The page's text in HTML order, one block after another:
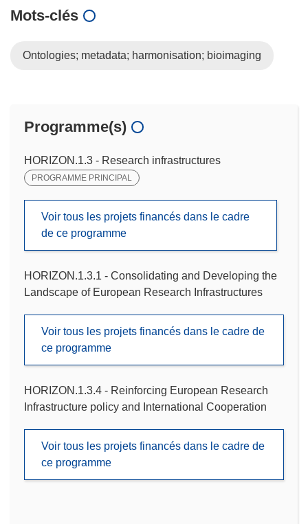
Mots‑clés
Ontologies; metadata; harmonisation; bioimaging
Programme(s)
HORIZON.1.3 - Research infrastructures
PROGRAMME PRINCIPAL
Voir tous les projets financés dans le cadre
de ce programme
HORIZON.1.3.1 - Consolidating and Developing the
Landscape of European Research Infrastructures
Voir tous les projets financés dans le cadre de
ce programme
HORIZON.1.3.4 - Reinforcing European Research
Infrastructure policy and International Cooperation
Voir tous les projets financés dans le cadre de
ce programme